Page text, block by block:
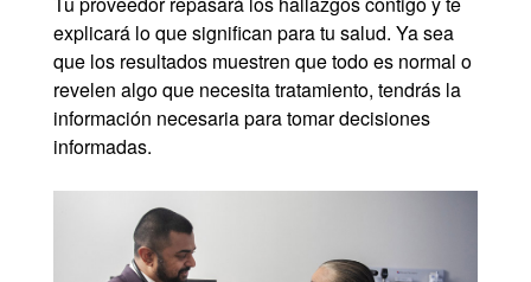
explicará lo que significan para tu salud. Ya sea
que los resultados muestren que todo es normal o
revelen algo que necesita tratamiento, tendrás la
información necesaria para tomar decisiones
informadas.